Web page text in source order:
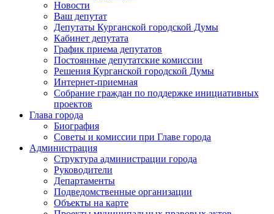
Новости
Ваш депутат
Депутаты Курганской городской Думы
Кабинет депутата
График приема депутатов
Постоянные депутатские комиссии
Решения Курганской городской Думы
Интернет-приемная
Собрание граждан по поддержке инициативных
проектов
Глава города
Биография
Советы и комиссии при Главе города
Администрация
Структура администрации города
Руководители
Департаменты
Подведомственные организации
Объекты на карте